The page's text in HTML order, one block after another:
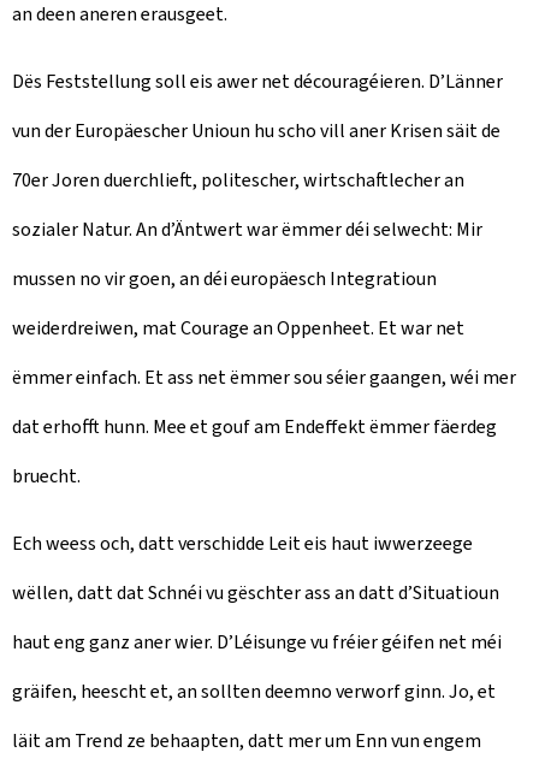
an deen aneren erausgeet.
Dës Feststellung soll eis awer net découragéieren. D’Länner
vun der Europäescher Unioun hu scho vill aner Krisen säit de
70er Joren duerchlieft, politescher, wirtschaftlecher an
sozialer Natur. An d’Äntwert war ëmmer déi selwecht: Mir
mussen no vir goen, an déi europäesch Integratioun
weiderdreiwen, mat Courage an Oppenheet. Et war net
ëmmer einfach. Et ass net ëmmer sou séier gaangen, wéi mer
dat erhofft hunn. Mee et gouf am Endeffekt ëmmer fäerdeg
bruecht.
Ech weess och, datt verschidde Leit eis haut iwwerzeege
wëllen, datt dat Schnéi vu gëschter ass an datt d’Situatioun
haut eng ganz aner wier. D’Léisunge vu fréier géifen net méi
gräifen, heescht et, an sollten deemno verworf ginn. Jo, et
läit am Trend ze behaapten, datt mer um Enn vun engem